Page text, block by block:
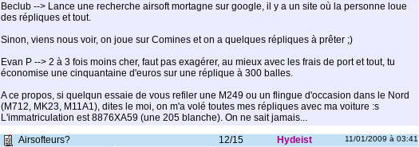
Beclub --> Lance une recherche airsoft mortagne sur google, il y a un site où la personne loue
des répliques et tout.
Sinon, viens nous voir, on joue sur Comines et on a quelques répliques à prêter ;)
Evan P --> 2 à 3 fois moins cher, faut pas exagérer, au mieux avec les frais de port et tout, tu
économise une cinquantaine d'euros sur une réplique à 300 balles.
A ce propos, si quelqun essaie de vous refiler une M249 ou un flingue d'occasion dans le Nord
(M712, MK23, M11A1), dites le moi, on m'a volé toutes mes répliques avec ma voiture :s
L'immatriculation est 8876XA59 (une 205 blanche). On ne sait jamais...
Airsofteurs?
12/15 Hydeist 11/01/2009 à 03:41